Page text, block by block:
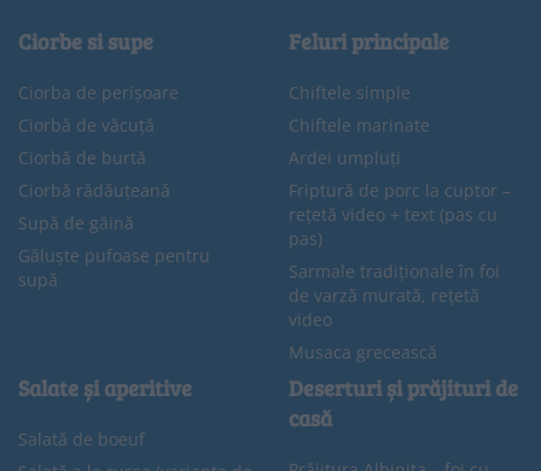
Ciorbe si supe
Ciorba de perișoare
Ciorbă de văcuță
Ciorbă de burtă
Ciorbă rădăuțeană
Supă de găină
Găluște pufoase pentru
supă
Feluri principale
Chiftele simple
Chiftele marinate
Ardei umpluți
Friptură de porc la cuptor –
rețetă video + text (pas cu
pas)
Sarmale tradiționale în foi
de varză murată, rețetă
video
Musaca grecească
Salate și aperitive
Salată de boeuf
Deserturi și prăjituri de
casă